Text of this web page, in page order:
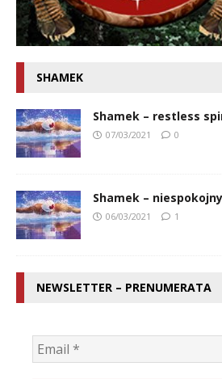
SHAMEK
Shamek – restless
07/03/2021 0
Shamek –
06/03/2021 1
NEWSLETTER – PRENUMERATA